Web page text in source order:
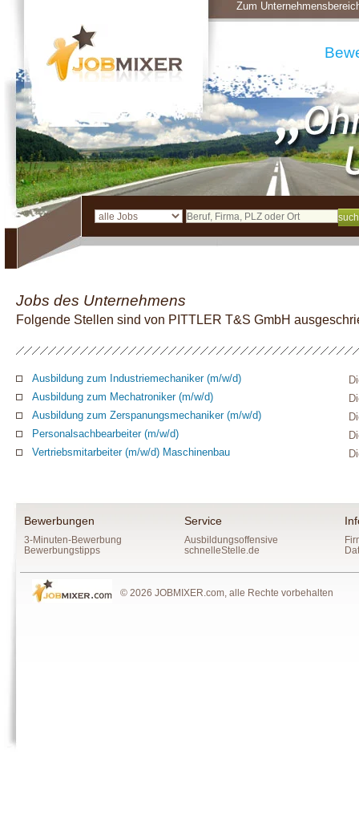
Zum
Jobs des Unternehmens
Folgende Stellen sind von PITTLER T&S GmbH
Ausbildung zum Industriemechaniker (m/w/d)
Ausbildung zum Mechatroniker (m/w/d)
Ausbildung zum Zerspanungsmechaniker (m/w/d)
Personalsachbearbeiter (m/w/d)
Vertriebsmitarbeiter (m/w/d) Maschinenbau
Bewerbungen
3-Minuten-Bewerbung
Bewerbungstipps
Service
Ausbildungsoffensive
schnelleStelle.de
© 2026 JOBMIXER.com, alle Rechte vorbehalten